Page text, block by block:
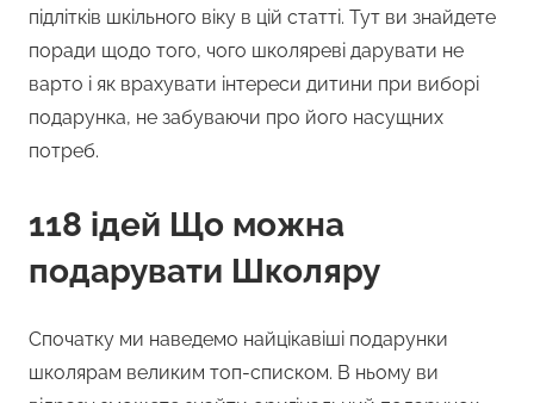
підлітків шкільного віку в цій статті. Тут ви знайдете
поради щодо того, чого школяреві дарувати не
варто і як врахувати інтереси дитини при виборі
подарунка, не забуваючи про його насущних
потреб.
118 ідей Що можна
подарувати Школяру
Спочатку ми наведемо найцікавіші подарунки
школярам великим топ-списком. В ньому ви